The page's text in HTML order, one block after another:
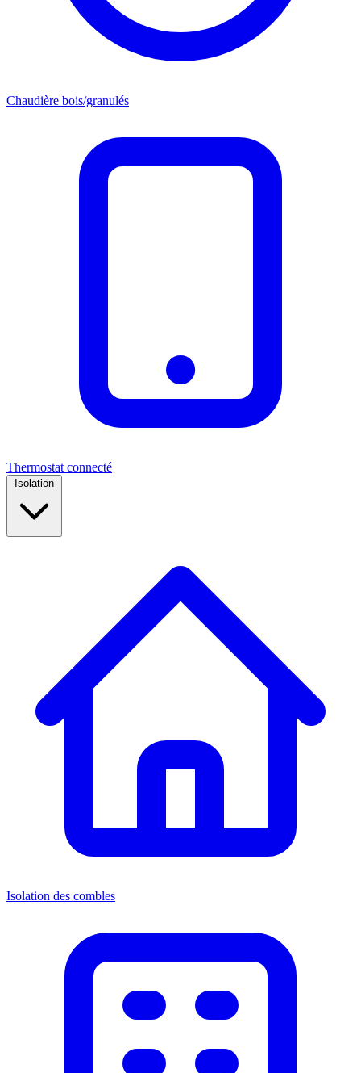
Chaudière bois/granulés
Thermostat connecté
Isolation des combles